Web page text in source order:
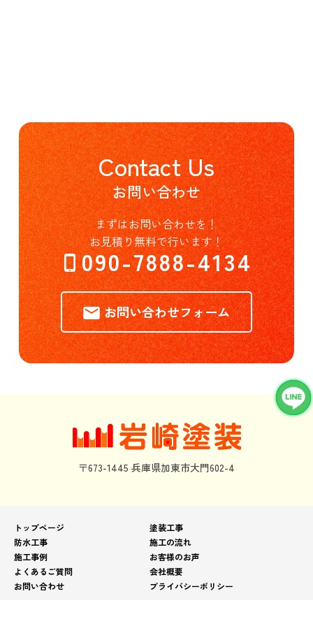
Contact Us
お問い合わせ
まずはお問い合わせを！
お見積り無料で行います！
090-7888-4134
お問い合わせフォーム
〒673-1445 兵庫県加東市大門602-4
トップページ
塗装工事
防水工事
施工の流れ
施工事例
お客様のお声
よくあるご質問
会社概要
お問い合わせ
プライバシーポリシー